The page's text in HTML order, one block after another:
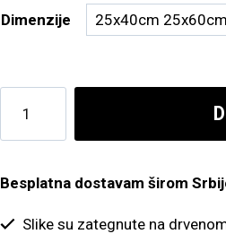
Dimenzije
lavande
i
količina
Besplatna dostavam širom
Slike su zategnute na